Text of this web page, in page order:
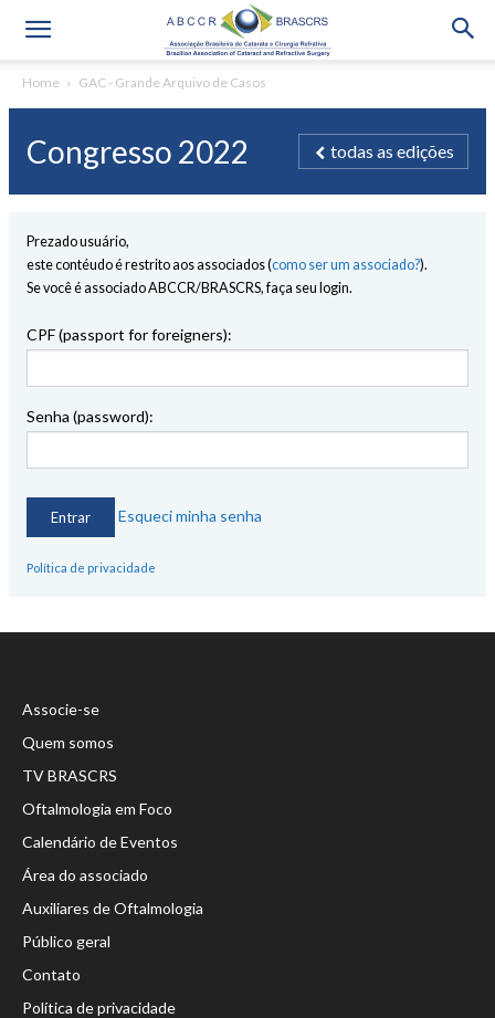
Home GAC - Grande Arquivo de Casos
Congresso 2022 todas as edições
Prezado usuário,
este contéudo é restrito aos associados (como ser um associado?).
Se você é associado ABCCR/BRASCRS, faça seu login.
CPF (passport for foreigners):
Senha (password):
Esqueci minha senha
Política de privacidade
Associe-se
Quem somos
TV BRASCRS
Oftalmologia em Foco
Calendário de Eventos
Área do associado
Auxiliares de Oftalmologia
Público geral
Contato
Política de privacidade